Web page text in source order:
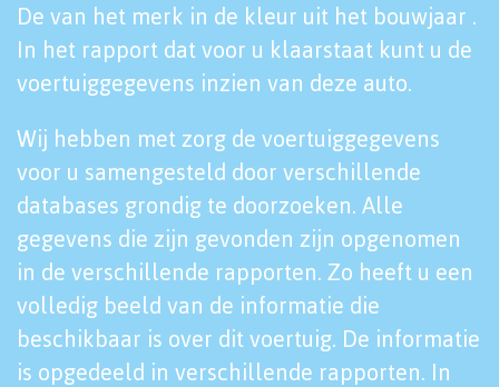
De van het merk in de kleur uit het bouwjaar .
In het rapport dat voor u klaarstaat kunt u de
voertuiggegevens inzien van deze auto.
Wij hebben met zorg de voertuiggegevens
voor u samengesteld door verschillende
databases grondig te doorzoeken. Alle
gegevens die zijn gevonden zijn opgenomen
in de verschillende rapporten. Zo heeft u een
volledig beeld van de informatie die
beschikbaar is over dit voertuig. De informatie
is opgedeeld in verschillende rapporten. In